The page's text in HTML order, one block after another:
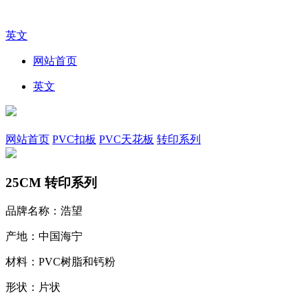
英文
网站首页
英文
网站首页 PVC扣板 PVC天花板 转印系列
25CM 转印系列
品牌名称：浩望
产地：中国海宁
材料：PVC树脂和钙粉
形状：片状